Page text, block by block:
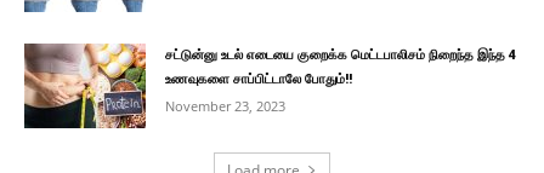
சட்டுன்னு உடல் எடையை குறைக்க மெட்டபாலிசம் நிறைந்த இந்த 4
உணவுகளை சாப்பிட்டாலே போதும்!!
November 23, 2023